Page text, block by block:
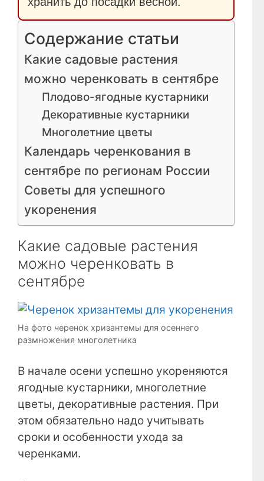
Содержание статьи
Какие садовые растения
можно черенковать в сентябре
Плодово-ягодные кустарники
Декоративные кустарники
Многолетние цветы
Календарь черенкования в
сентябре по регионам России
Советы для успешного
укоренения
Какие садовые растения
можно черенковать в
сентябре
На фото черенок хризантемы для осеннего
размножения многолетника
В начале осени успешно укореняются
ягодные кустарники, многолетние
цветы, декоративные растения. При
этом обязательно надо учитывать
сроки и особенности ухода за
черенками.